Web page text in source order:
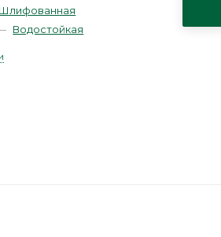
Шлифованная
Водостойкая